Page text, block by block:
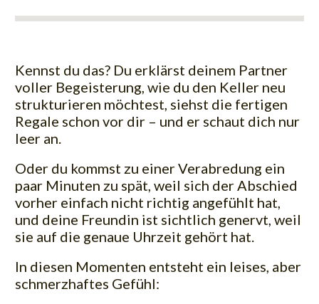
Kennst du das? Du erklärst deinem Partner
voller Begeisterung, wie du den Keller neu
strukturieren möchtest, siehst die fertigen
Regale schon vor dir – und er schaut dich nur
leer an.
Oder du kommst zu einer Verabredung ein
paar Minuten zu spät, weil sich der Abschied
vorher einfach nicht richtig angefühlt hat,
und deine Freundin ist sichtlich genervt, weil
sie auf die genaue Uhrzeit gehört hat.
In diesen Momenten entsteht ein leises, aber
schmerzhaftes Gefühl: